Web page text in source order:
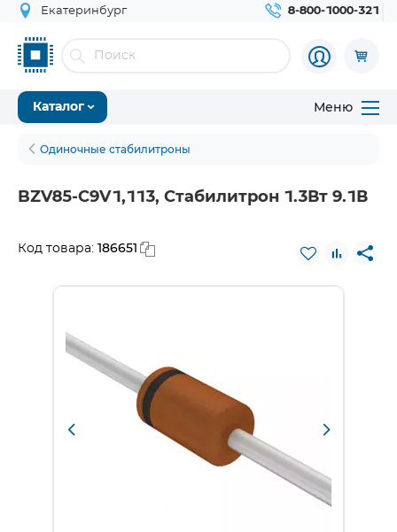
Екатеринбург 8-800-1000-321
Каталог Меню
Одиночные стабилитроны
BZV85-C9V1,113, Стабилитрон 1.3Вт 9.1В
Код товара: 186651